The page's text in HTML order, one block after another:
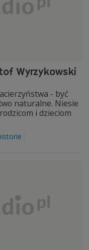
Wyrzykowski
- być
naturalne. Niesie
i dzieciom